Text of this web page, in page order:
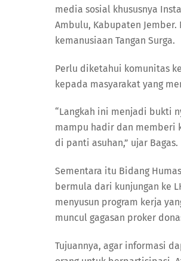
media sosial khususnya
Ambulu, Kabupaten Jember.
kemanusiaan Tangan Surga.
Perlu diketahui komunitas
kepada masyarakat yang
“Langkah ini menjadi bukti
mampu hadir dan memberi
di panti asuhan,” ujar Bagas.
Sementara itu Bidang
bermula dari kunjungan ke
menyusun program kerja
muncul gagasan proker
Tujuannya, agar informasi